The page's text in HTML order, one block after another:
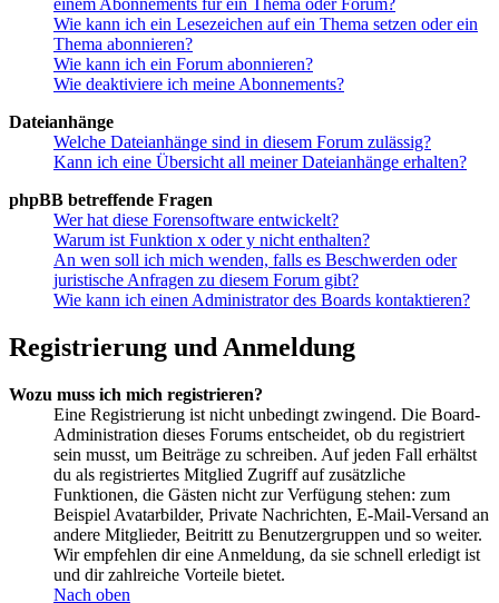
einem Abonnements für ein Thema oder Forum?
Wie kann ich ein Lesezeichen auf ein Thema setzen oder ein
Thema abonnieren?
Wie kann ich ein Forum abonnieren?
Wie deaktiviere ich meine Abonnements?
Dateianhänge
Welche Dateianhänge sind in diesem Forum zulässig?
Kann ich eine Übersicht all meiner Dateianhänge erhalten?
phpBB betreffende Fragen
Wer hat diese Forensoftware entwickelt?
Warum ist Funktion x oder y nicht enthalten?
An wen soll ich mich wenden, falls es Beschwerden oder
juristische Anfragen zu diesem Forum gibt?
Wie kann ich einen Administrator des Boards kontaktieren?
Registrierung und Anmeldung
Wozu muss ich mich registrieren?
Eine Registrierung ist nicht unbedingt zwingend. Die Board-
Administration dieses Forums entscheidet, ob du registriert
sein musst, um Beiträge zu schreiben. Auf jeden Fall erhältst
du als registriertes Mitglied Zugriff auf zusätzliche
Funktionen, die Gästen nicht zur Verfügung stehen: zum
Beispiel Avatarbilder, Private Nachrichten, E-Mail-Versand an
andere Mitglieder, Beitritt zu Benutzergruppen und so weiter.
Wir empfehlen dir eine Anmeldung, da sie schnell erledigt ist
und dir zahlreiche Vorteile bietet.
Nach oben